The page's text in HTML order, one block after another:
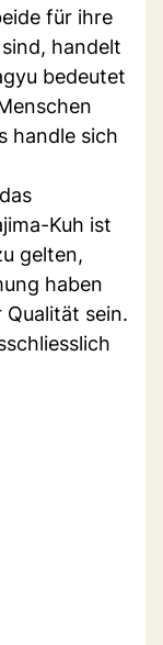
für ihre
handelt
bedeutet
handle sich
Kuh ist
gelten,
haben
sein.